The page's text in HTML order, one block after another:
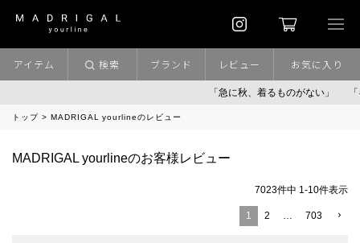
「急に秋、着るものがない」 「キ
アイテム 検索 ブランド レビュー お気に入り
トップ MADRIGAL yourlineのレビュー
MADRIGAL yourlineのお客様レビュー
7023件中 1-10件表示
1 2 … 703